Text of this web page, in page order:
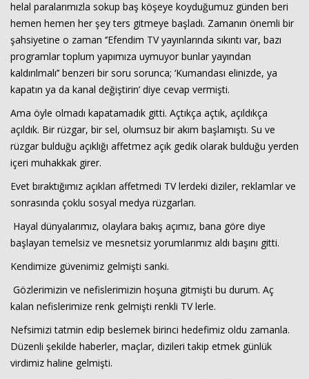
helal paralarımızla sokup baş köşeye koyduğumuz günden beri
hemen hemen her şey ters gitmeye başladı. Zamanın önemli bir
şahsiyetine o zaman ‘’Efendim TV yayınlarında sıkıntı var, bazı
programlar toplum yapımıza uymuyor bunlar yayından
kaldırılmalı’’ benzeri bir soru sorunca; ‘Kumandası elinizde, ya
kapatın ya da kanal değiştirin’ diye cevap vermişti.
Ama öyle olmadı kapatamadık gitti. Açtıkça açtık, açıldıkça
açıldık. Bir rüzgar, bir sel, olumsuz bir akım başlamıştı. Su ve
rüzgar bulduğu açıklığı affetmez açık gedik olarak bulduğu yerden
içeri muhakkak girer.
Evet bıraktığımız açıkları affetmedi TV lerdeki diziler, reklamlar ve
sonrasında çoklu sosyal medya rüzgarları.
Hayal dünyalarımız, olaylara bakış açımız, bana göre diye
başlayan temelsiz ve mesnetsiz yorumlarımız aldı başını gitti.
Kendimize güvenimiz gelmişti sanki.
Gözlerimizin ve nefislerimizin hoşuna gitmişti bu durum. Aç
kalan nefislerimize renk gelmişti renkli TV lerle.
Nefsimizi tatmin edip beslemek birinci hedefimiz oldu zamanla.
Düzenli şekilde haberler, maçlar, dizileri takip etmek günlük
virdimiz haline gelmişti.
İLETİŞİM
Haberin Doğru Adresi.